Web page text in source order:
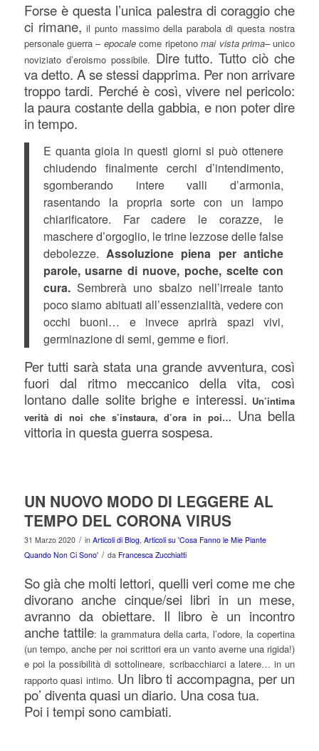
Forse è questa l’unica palestra di coraggio che
ci rimane, il punto massimo della parabola di questa nostra
personale guerra – epocalecome ripetonomai vista prima– unico
noviziato d’eroismo possibile. Dire tutto. Tutto ciò che
va detto. A se stessi dapprima. Per non arrivare
troppo tardi. Perché è così, vivere nel pericolo:
la paura costante della gabbia, e non poter dire
in tempo.
E quanta gioia in questi giorni si può ottenere
chiudendo finalmente cerchi d’intendimento,
sgomberando intere valli d’armonia,
rasentando la propria sorte con un lampo
chiarificatore. Far cadere le corazze, le
maschere d’orgoglio, le trine lezzose delle false
debolezze.Assoluzione piena per antiche
parole, usarne di nuove, poche, scelte con
cura.Sembrerà uno sbalzo nell’irreale tanto
poco siamo abituati all’essenzialità, vedere con
occhi buoni… e invece aprirà spazi vivi,
germinazione di semi, gemme e fiori.
Per tutti sarà stata una grande avventura, così
fuori dal ritmo meccanico della vita, così
lontano dalle solite brighe e interessi. Un’intima
verità di noi che s’instaura, d’ora in poi… Una bella
vittoria in questa guerra sospesa.
UN NUOVO MODO DI LEGGERE AL
TEMPO DEL CORONA VIRUS
31 Marzo 2020 / in Articoli di Blog, Articoli su 'Cosa Fanno le Mie Piante
Quando Non Ci Sono' / da Francesca Zucchiatti
So già che molti lettori, quelli veri come me che
divorano anche cinque/sei libri in un mese,
avranno da obiettare. Il libro è un incontro
anche tattile: la grammatura della carta, l’odore, la copertina
(un tempo, anche per noi scrittori era un vanto averne una rigida!)
e poi la possibilità di sottolineare, scribacchiarci a latere… in un
rapporto quasi intimo. Un libro ti accompagna, per un
po’ diventa quasi un diario. Una cosa tua.
Poi i tempi sono cambiati.